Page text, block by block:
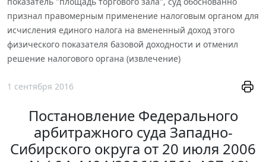
признал правомерным применение налоговым органом для
исчисления единого налога на вмененный доход этого
физического показателя базовой доходности и отменил
решение налогового органа (извлечение)
1 сентября 2016
Постановление Федерального
арбитражного суда Западно-
Сибирского округа от 20 июля 2006